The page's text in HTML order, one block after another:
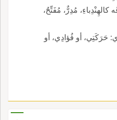
مُدِرٌّ، مُفَتِّحٌ،
حَرَكَتِي، أو فُؤادِي، أو